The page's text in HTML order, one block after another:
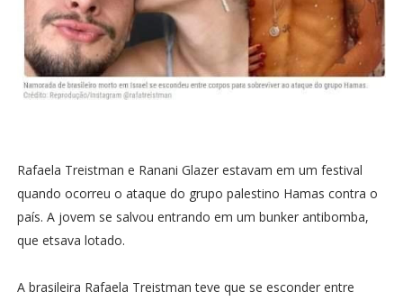
Rafaela Treistman e Ranani Glazer estavam em um festival
quando ocorreu o ataque do grupo palestino Hamas contra o
país. A jovem se salvou entrando em um bunker antibomba,
que etsava lotado.
A brasileira Rafaela Treistman teve que se esconder entre